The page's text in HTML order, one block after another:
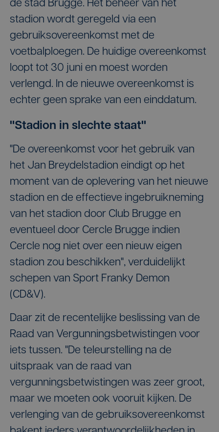
de stad Brugge. Het beheer van het
stadion wordt geregeld via een
gebruiksovereenkomst met de
voetbalploegen. De huidige overeenkomst
loopt tot 30 juni en moest worden
verlengd. In de nieuwe overeenkomst is
echter geen sprake van een einddatum.
"Stadion in slechte staat"
"De overeenkomst voor het gebruik van
het Jan Breydelstadion eindigt op het
moment van de oplevering van het nieuwe
stadion en de effectieve ingebruikneming
van het stadion door Club Brugge en
eventueel door Cercle Brugge indien
Cercle nog niet over een nieuw eigen
stadion zou beschikken", verduidelijkt
schepen van Sport Franky Demon
(CD&V).
Daar zit de recentelijke beslissing van de
Raad van Vergunningsbetwistingen voor
iets tussen. "De teleurstelling na de
uitspraak van de raad van
vergunningsbetwistingen was zeer groot,
maar we moeten ook vooruit kijken. De
verlenging van de gebruiksovereenkomst